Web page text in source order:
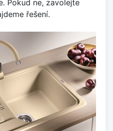
Pokud ne, zavolejte
řešení.